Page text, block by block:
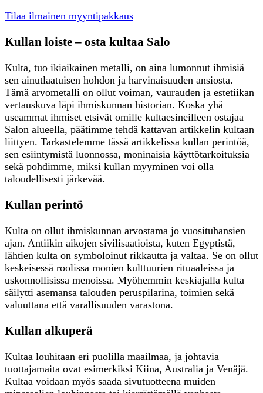
Tilaa ilmainen myyntipakkaus
Kullan loiste – osta kultaa Salo
Kulta, tuo ikiaikainen metalli, on aina lumonnut ihmisiä
sen ainutlaatuisen hohdon ja harvinaisuuden ansiosta.
Tämä arvometalli on ollut voiman, vaurauden ja estetiikan
vertauskuva läpi ihmiskunnan historian. Koska yhä
useammat ihmiset etsivät omille kultaesineilleen ostajaa
Salon alueella, päätimme tehdä kattavan artikkelin kultaan
liittyen. Tarkastelemme tässä artikkelissa kullan perintöä,
sen esiintymistä luonnossa, moninaisia käyttötarkoituksia
sekä pohdimme, miksi kullan myyminen voi olla
taloudellisesti järkevää.
Kullan perintö
Kulta on ollut ihmiskunnan arvostama jo vuosituhansien
ajan. Antiikin aikojen sivilisaatioista, kuten Egyptistä,
lähtien kulta on symboloinut rikkautta ja valtaa. Se on ollut
keskeisessä roolissa monien kulttuurien rituaaleissa ja
uskonnollisissa menoissa. Myöhemmin keskiajalla kulta
säilytti asemansa talouden peruspilarina, toimien sekä
valuuttana että varallisuuden varastona.
Kullan alkuperä
Kultaa louhitaan eri puolilla maailmaa, ja johtavia
tuottajamaita ovat esimerkiksi Kiina, Australia ja Venäjä.
Kultaa voidaan myös saada sivutuotteena muiden